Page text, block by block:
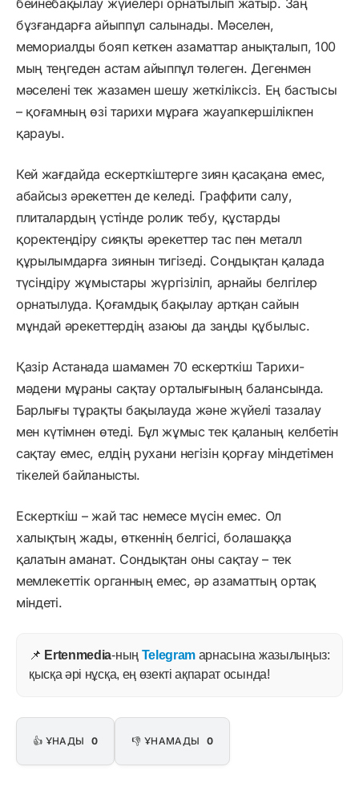
бұзғандарға айыппұл салынады. Мәселен,
мемориалды бояп кеткен азаматтар анықталып, 100
мың теңгеден астам айыппұл төлеген. Дегенмен
мәселені тек жазамен шешу жеткіліксіз. Ең бастысы
– қоғамның өзі тарихи мұраға жауапкершілікпен
қарауы.
Кей жағдайда ескерткіштерге зиян қасақана емес,
абайсыз әрекеттен де келеді. Граффити салу,
плиталардың үстінде ролик тебу, құстарды
қоректендіру сияқты әрекеттер тас пен металл
құрылымдарға зиянын тигізеді. Сондықтан қалада
түсіндіру жұмыстары жүргізіліп, арнайы белгілер
орнатылуда. Қоғамдық бақылау артқан сайын
мұндай әрекеттердің азаюы да заңды құбылыс.
Қазір Астанада шамамен 70 ескерткіш Тарихи-
мәдени мұраны сақтау орталығының балансында.
Барлығы тұрақты бақылауда және жүйелі тазалау
мен күтімнен өтеді. Бұл жұмыс тек қаланың келбетін
сақтау емес, елдің рухани негізін қорғау міндетімен
тікелей байланысты.
Ескерткіш – жай тас немесе мүсін емес. Ол
халықтың жады, өткеннің белгісі, болашаққа
қалатын аманат. Сондықтан оны сақтау – тек
мемлекеттік органның емес, әр азаматтың ортақ
міндеті.
📌 Ertenmedia-ның Telegram арнасына жазылыңыз:
қысқа әрі нұсқа, ең өзекті ақпарат осында!
👍 ҰНАДЫ 0 👎 ҰНАМАДЫ 0